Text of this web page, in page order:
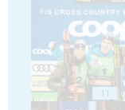
11